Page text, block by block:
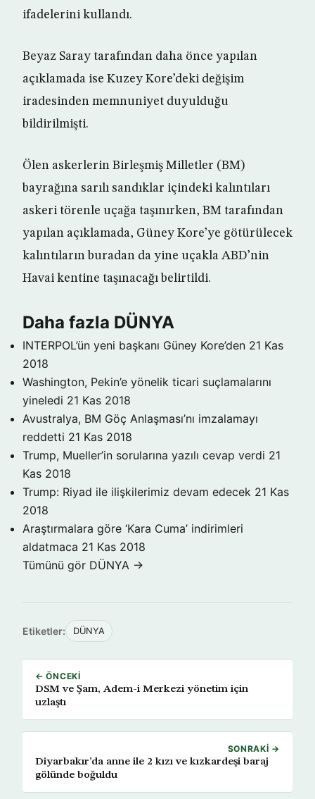
ifadelerini kullandı.
Beyaz Saray tarafından daha önce yapılan
açıklamada ise Kuzey Kore’deki değişim
iradesinden memnuniyet duyulduğu
bildirilmişti.
Ölen askerlerin Birleşmiş Milletler (BM)
bayrağına sarılı sandıklar içindeki kalıntıları
askeri törenle uçağa taşınırken, BM tarafından
yapılan açıklamada, Güney Kore’ye götürülecek
kalıntıların buradan da yine uçakla ABD’nin
Havai kentine taşınacağı belirtildi.
Daha fazla DÜNYA
INTERPOL’ün yeni başkanı Güney Kore’den 21 Kas
2018
Washington, Pekin’e yönelik ticari suçlamalarını
yineledi 21 Kas 2018
Avustralya, BM Göç Anlaşması’nı imzalamayı
reddetti 21 Kas 2018
Trump, Mueller’in sorularına yazılı cevap verdi 21
Kas 2018
Trump: Riyad ile ilişkilerimiz devam edecek 21 Kas
2018
Araştırmalara göre ‘Kara Cuma’ indirimleri
aldatmaca 21 Kas 2018
Tümünü gör DÜNYA →
Etiketler: DÜNYA
← ÖNCEKI
DSM ve Şam, Adem-i Merkezi yönetim için
uzlaştı
SONRAKI →
Diyarbakır’da anne ile 2 kızı ve kızkardeşi baraj
gölünde boğuldu